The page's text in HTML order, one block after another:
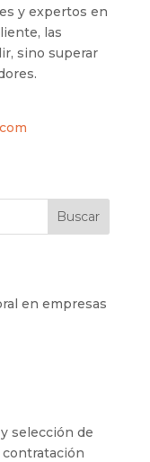
y expertos en
las
sino superar
Buscar
en empresas
selección de